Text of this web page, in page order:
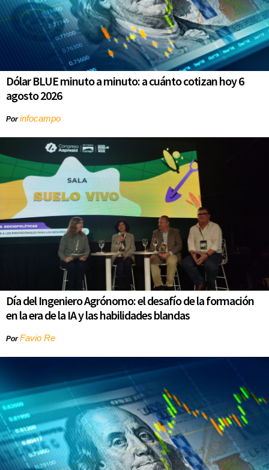
Dólar BLUE minuto a minuto: a cuánto cotizan hoy 6
agosto 2026
Porinfocampo
Día del Ingeniero Agrónomo: el desafío de la formación
en la era de la IA y las habilidades blandas
PorFavio Re